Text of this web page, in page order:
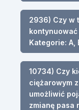
2936) Czy w
kontynuować
Kategorie: A,
10734) Czy
ciężarowym
umożliwić
zmianę pasa